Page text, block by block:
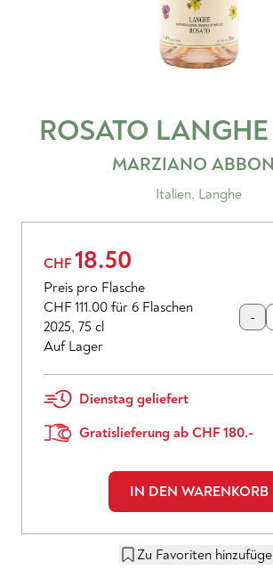
ROSATO LANGHE
MARZIANO
Italien, Langhe
CHF 18.50
Preis pro Flasche
CHF 111.00 für 6 Flaschen
2025, 75 cl
Auf Lager
-
Dienstag geliefert
Gratislieferung ab CHF 180.-
IN DEN WARENKORB
Zu Favoriten